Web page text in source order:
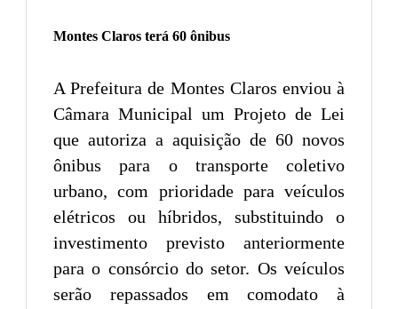
Montes Claros terá 60 ônibus
A Prefeitura de Montes Claros enviou à
Câmara Municipal um Projeto de Lei
que autoriza a aquisição de 60 novos
ônibus para o transporte coletivo
urbano, com prioridade para veículos
elétricos ou híbridos, substituindo o
investimento previsto anteriormente
para o consórcio do setor. Os veículos
serão repassados em comodato à